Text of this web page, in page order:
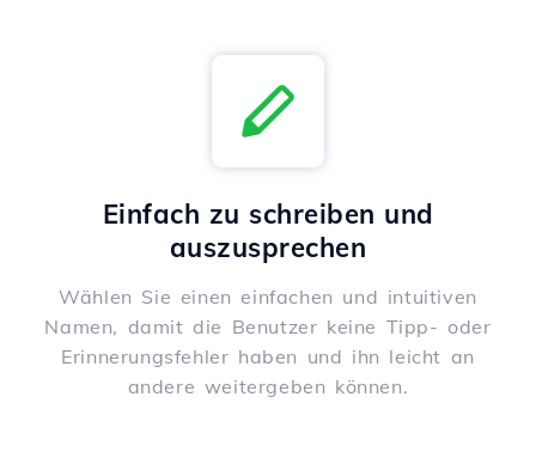
Einfach zu schreiben und
auszusprechen
Wählen Sie einen einfachen und intuitiven
Namen, damit die Benutzer keine Tipp- oder
Erinnerungsfehler haben und ihn leicht an
andere weitergeben können.